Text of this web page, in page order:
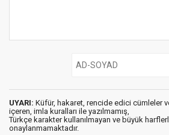
UYARI: Küfür, hakaret, rencide edici cümleler
içeren, imla kuralları ile yazılmamış,
Türkçe karakter kullanılmayan ve büyük
onaylanmamaktadır.